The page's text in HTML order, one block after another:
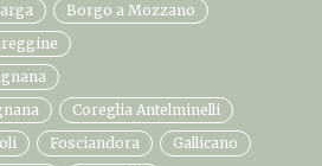
Borgo a Mozzano
Coreglia Antelminelli
Fosciandora
Gallicano